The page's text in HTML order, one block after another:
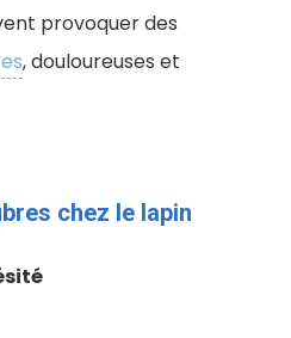
provoquer des
, douloureuses et
chez le lapin